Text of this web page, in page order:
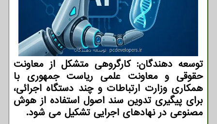
توسعه دهندگان: کارگروهی متشکل از معاونت
حقوقی و معاونت علمی ریاست جمهوری با
همکاری وزارت ارتباطات و چند دستگاه اجرائی،
برای پیگیری تدوین سند اصول استفاده از هوش
مصنوعی در نهادهای اجرایی تشکیل می شود.